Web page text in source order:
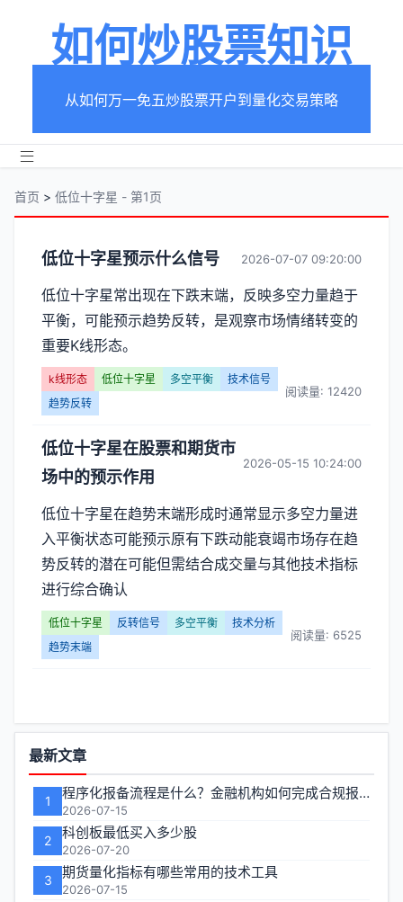
如何炒股票知识
从如何万一免五炒股票开户到量化交易策略
首页 > 低位十字星 - 第1页
分
类
【低
位
十
字
星】
文
章
列
表
页
低位十字星预示什么信号 2026-07-07 09:20:00
低位十字星常出现在下跌末端，反映多空力量趋于
平衡，可能预示趋势反转，是观察市场情绪转变的
重要K线形态。
k线形态 低位十字星 多空平衡
技术信号
趋势反转
阅读量: 12420
低位十字星在股票和期货市
场中的预示作用
2026-05-15 10:24:00
低位十字星在趋势末端形成时通常显示多空力量进
入平衡状态可能预示原有下跌动能衰竭市场存在趋
势反转的潜在可能但需结合成交量与其他技术指标
进行综合确认
低位十字星 反转信号 多空平衡
技术分析
趋势末端
阅读量: 6525
功
能
区
最新文章
1 程序化报备流程是什么？金融机构如何完成合规报备
2026-07-15
2 科创板最低买入多少股
2026-07-20
3 期货量化指标有哪些常用的技术工具
2026-07-15